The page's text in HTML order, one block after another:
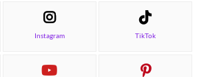
Instagram TikTok